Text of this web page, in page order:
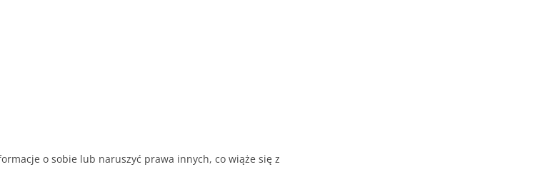
o sobie lub naruszyć prawa innych, co wiąże się z